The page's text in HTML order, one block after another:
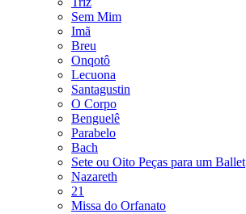
Sem Mim
Imã
Breu
Onqotô
Lecuona
Santagustin
O Corpo
Benguelê
Parabelo
Bach
Sete ou Oito Peças para um Ballet
Nazareth
21
Missa do Orfanato